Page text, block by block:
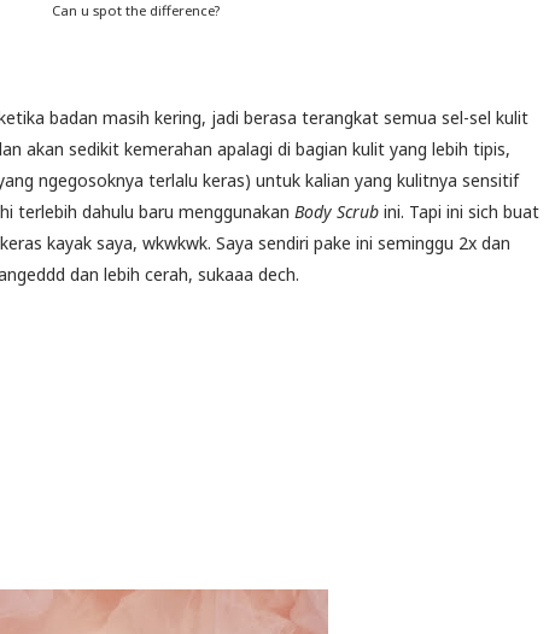
Can u spot the difference?
badan masih kering, jadi berasa terangkat semua sel-sel kulit
akan sedikit kemerahan apalagi di bagian kulit yang lebih tipis,
ngegosoknya terlalu keras) untuk kalian yang kulitnya sensitif
terlebih dahulu baru menggunakan Body Scrub ini. Tapi ini sich buat
kayak saya, wkwkwk. Saya sendiri pake ini seminggu 2x dan
dan lebih cerah, sukaaa dech.